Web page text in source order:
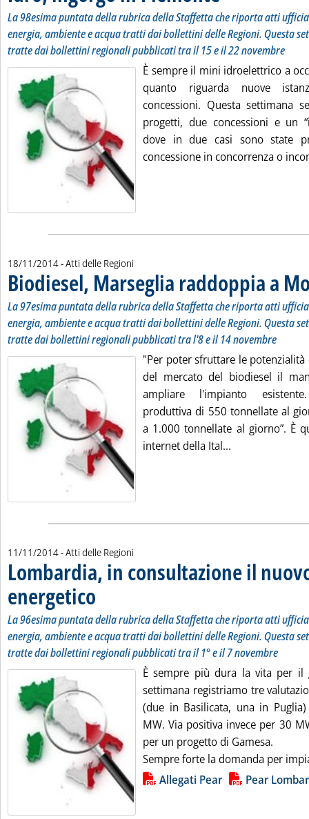
La 98esima puntata della rubrica della Staffetta che riporta atti
energia, ambiente e acqua tratti dai bollettini delle Regioni. Questa
tratte dai bollettini regionali pubblicati tra il 15 e il 22 novembre
È sempre il mini idroelettrico a
quanto riguarda nuove
concessioni. Questa settimana
progetti, due concessioni e un
dove in due casi sono state
concessione in concorrenza o
18/11/2014- Atti delle Regioni
Biodiesel, Marseglia raddoppia a
La 97esima puntata della rubrica della Staffetta che riporta atti
energia, ambiente e acqua tratti dai bollettini delle Regioni. Questa
tratte dai bollettini regionali pubblicati tra l'8 e il 14 novembre
"Per poter sfruttare le
del mercato del biodiesel il
ampliare l'impianto
produttiva di 550 tonnellate al
a 1.000 tonnellate al giorno”. È
internet della Ital...
11/11/2014- Atti delle Regioni
Lombardia, in consultazione il
energetico
La 96esima puntata della rubrica della Staffetta che riporta atti
energia, ambiente e acqua tratti dai bollettini delle Regioni. Questa
tratte dai bollettini regionali pubblicati tra il 1° e il 7 novembre
È sempre più dura la vita per il
settimana registriamo tre
(due in Basilicata, una in
MW. Via positiva invece per 30
per un progetto di Gamesa.
Sempre forte la domanda per
Lista allegati PDF alla notizia
Allegati Pear Pear